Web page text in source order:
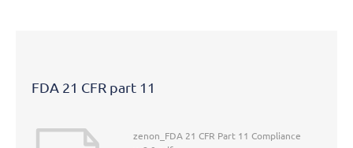
FDA 21 CFR part 11
zenon_FDA 21 CFR Part 11 Compliance